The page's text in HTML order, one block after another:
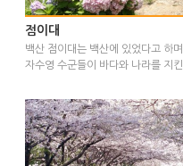
점이대
백산 점이대는 백산에 있었다고 하며
자수영 수군들이 바다와 나라를 지킨